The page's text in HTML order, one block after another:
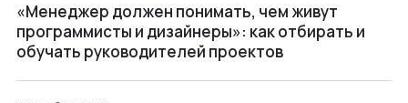
«Менеджер должен понимать, чем живут
программисты и дизайнеры»: как отбирать и
обучать руководителей проектов